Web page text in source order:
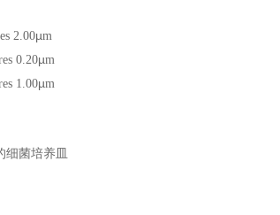
2.00µm
0.20µm
1.00µm
菌培养皿